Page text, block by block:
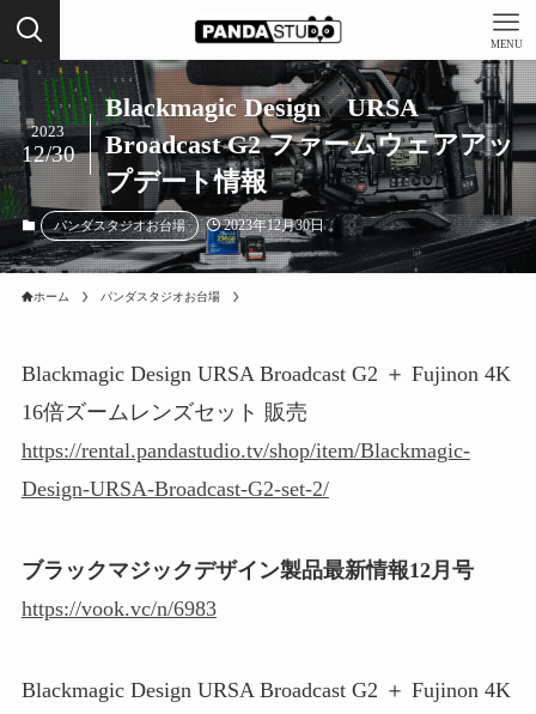
MENU
Blackmagic Design URSA
Broadcast G2 ファームウェアアッ
プデート情報
2023
12/30
パンダスタジオお台場 2023年12月30日
ホーム パンダスタジオお台場
Blackmagic Design URSA Broadcast G2 ＋ Fujinon 4K
16倍ズームレンズセット 販売
https://rental.pandastudio.tv/shop/item/Blackmagic-
Design-URSA-Broadcast-G2-set-2/
ブラックマジックデザイン製品最新情報12月号
https://vook.vc/n/6983
Blackmagic Design URSA Broadcast G2 ＋ Fujinon 4K